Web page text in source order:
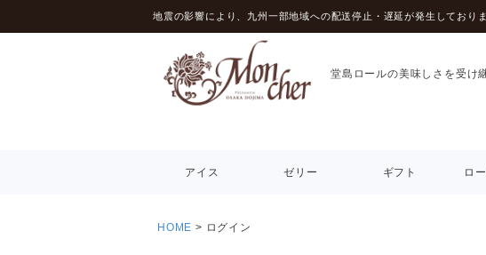
地震の影響により、九州一部地域への配送停止・遅延が発生しており
堂島ロールの美味しさを受け
アイス ゼリー ギフト ロ
HOME ログイン